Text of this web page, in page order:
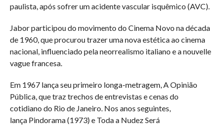
paulista, após sofrer um acidente vascular isquêmico (AVC).
Jabor participou do movimento do Cinema Novo na década
de 1960, que procurou trazer uma nova estética ao cinema
nacional, influenciado pela neorrealismo italiano e a nouvelle
vague francesa.
Em 1967 lança seu primeiro longa-metragem, A Opinião
Pública, que traz trechos de entrevistas e cenas do
cotidiano do Rio de Janeiro. Nos anos seguintes,
lança Pindorama (1973) e Toda a Nudez Será